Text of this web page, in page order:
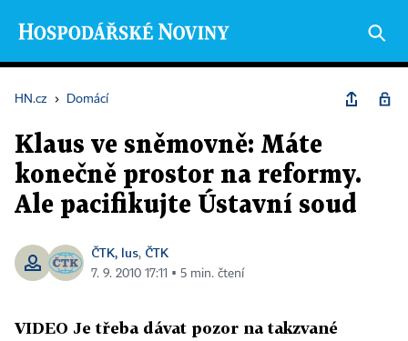
HN.cz › Domácí
Klaus ve sněmovně: Máte
konečně prostor na reformy.
Ale pacifikujte Ústavní soud
ČTK, lus, ČTK
7. 9. 2010 17:11 ▪ 5 min. čtení
VIDEO Je třeba dávat pozor na takzvané